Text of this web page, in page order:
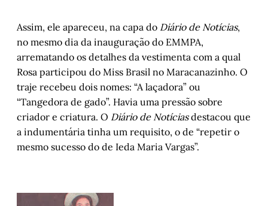
Assim, ele apareceu, na capa do Diário de Notícias,
no mesmo dia da inauguração do EMMPA,
arrematando os detalhes da vestimenta com a qual
Rosa participou do Miss Brasil no Maracanazinho. O
traje recebeu dois nomes: “A laçadora” ou
“Tangedora de gado”. Havia uma pressão sobre
criador e criatura. O Diário de Notíciasdestacou que
a indumentária tinha um requisito, o de “repetir o
mesmo sucesso do de Ieda Maria Vargas”.